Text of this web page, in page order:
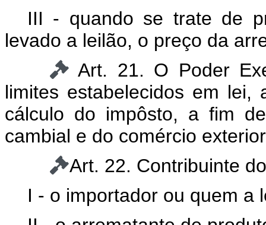
III - quando se trate de
levado a leilão, o preço da
Art. 21. O Poder
limites estabelecidos em
cálculo do impôsto, a fim
cambial e do comércio
Art. 22. Contribuinte
I - o importador ou quem a